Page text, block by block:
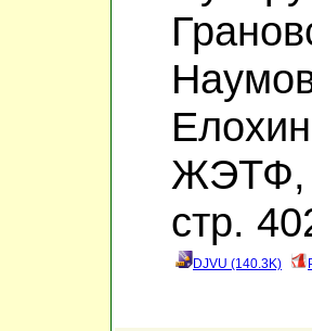
ЖЭТФ,
стр.
DJVU (140.3K)